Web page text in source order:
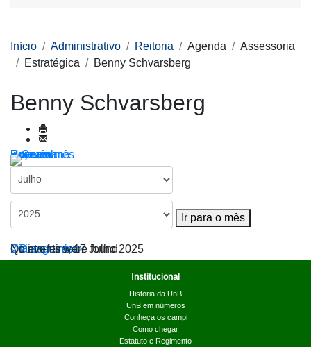
Início Administrativo Reitoria Agenda
Assessoria
Estratégica
Benny Schvarsberg
Benny Schvarsberg
Por ano
Por mês
Por semana
Hoje
Ir para o mês
Ir para o mês
< Dia anterior
Quinta-feira, 17 Julho 2025
Dia seguinte >
No events were found
Institucional
História da UnB
UnB em números
Conheça os campi
Como chegar
Estatuto e Regimento